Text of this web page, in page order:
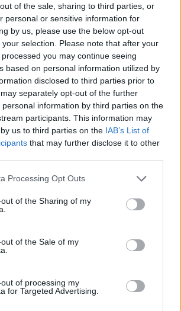
of the sale, sharing to third parties, or
personal or sensitive information for
by us, please use the below opt-out
selection. Please note that after your
you may continue seeing
based on personal information utilized by
disclosed to third parties prior to
separately opt-out of the further
information by third parties on the
participants. This information may
us to third parties on the IAB’s List of
that may further disclose it to other
Processing Opt Outs
of the Sharing of my
of the Sale of my
of processing my
for Targeted Advertising.